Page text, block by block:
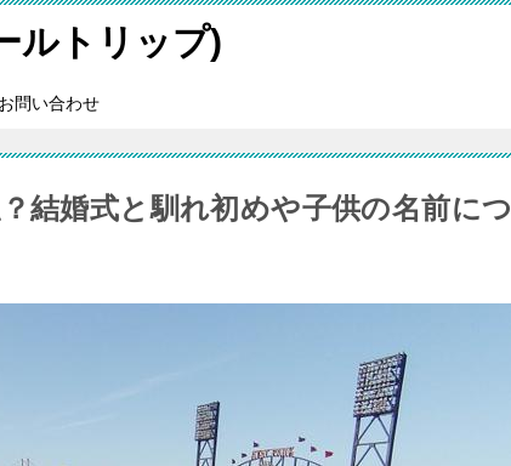
ルトリップ)
お問い合わせ
結婚式と馴れ初めや子供の名前につ